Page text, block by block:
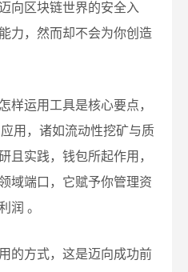
向区块链世界的安全入
力，然而却不会为你创造
样运用工具是核心要点，
用，诸如流动性挖矿与质
且实践，钱包所起作用，
域端口，它赋予你管理资
润 。
的方式，这是迈向成功前